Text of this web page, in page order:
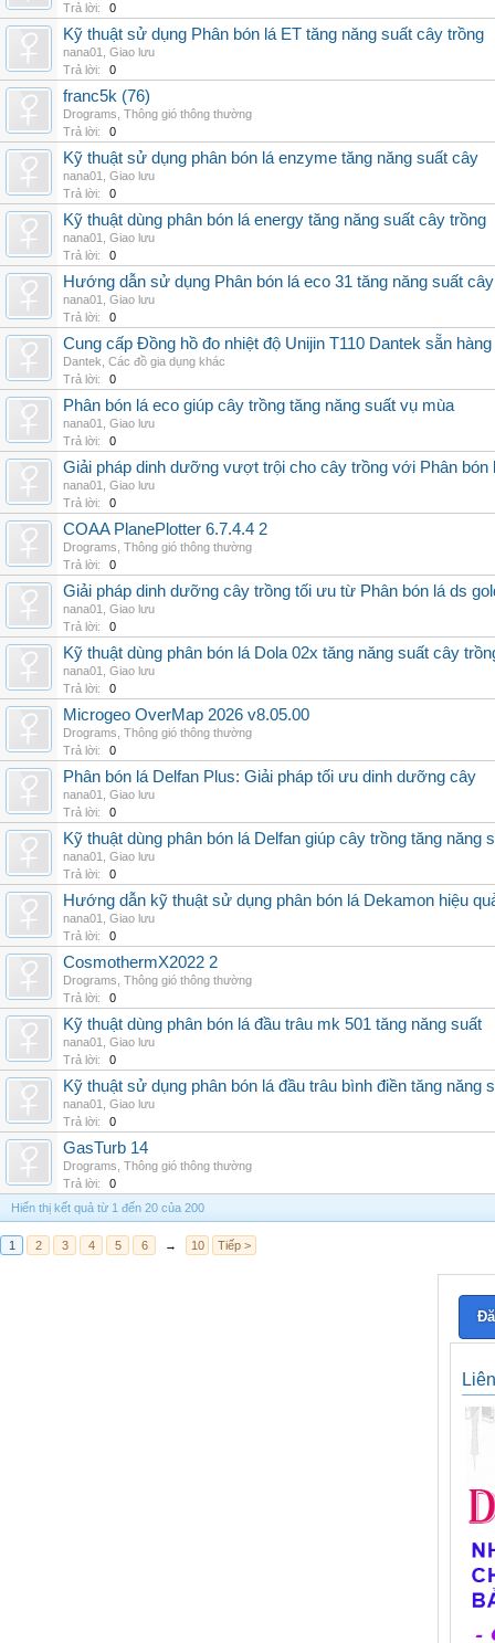
Trả lời:
0
Kỹ thuật sử dụng Phân bón lá ET tăng năng suất cây trồng
nana01
Giao lưu
Trả lời:
0
franc5k (76)
Drograms Thông gió thông thường
Trả lời:
0
Kỹ thuật sử dụng phân bón lá enzyme tăng năng suất cây
nana01
Giao lưu
Trả lời:
0
Kỹ thuật dùng phân bón lá energy tăng năng suất cây trồng
nana01
Giao lưu
Trả lời:
0
Hướng dẫn sử dụng Phân bón lá eco 31 tăng năng suất cây
nana01
Giao lưu
Trả lời:
0
Cung cấp Đồng hồ đo nhiệt độ Unijin T110 Dantek sẵn
Dantek Các đồ gia dụng khác
Trả lời:
0
Phân bón lá eco giúp cây trồng tăng năng suất vụ mùa
nana01
Giao lưu
Trả lời:
0
Giải pháp dinh dưỡng vượt trội cho cây trồng với Phân bón
nana01
Giao lưu
Trả lời:
0
COAA PlanePlotter 6.7.4.4 2
Drograms Thông gió thông thường
Trả lời:
0
Giải pháp dinh dưỡng cây trồng tối ưu từ Phân bón lá ds
nana01
Giao lưu
Trả lời:
0
Kỹ thuật dùng phân bón lá Dola 02x tăng năng suất cây
nana01
Giao lưu
Trả lời:
0
Microgeo OverMap 2026 v8.05.00
Drograms Thông gió thông thường
Trả lời:
0
Phân bón lá Delfan Plus: Giải pháp tối ưu dinh dưỡng cây
nana01
Giao lưu
Trả lời:
0
Kỹ thuật dùng phân bón lá Delfan giúp cây trồng tăng năng
nana01
Giao lưu
Trả lời:
0
Hướng dẫn kỹ thuật sử dụng phân bón lá Dekamon hiệu
nana01
Giao lưu
Trả lời:
0
CosmothermX2022 2
Drograms Thông gió thông thường
Trả lời:
0
Kỹ thuật dùng phân bón lá đầu trâu mk 501 tăng năng suất
nana01
Giao lưu
Trả lời:
0
Kỹ thuật sử dụng phân bón lá đầu trâu bình điền tăng năng
nana01
Giao lưu
Trả lời:
0
GasTurb 14
Drograms Thông gió thông thường
Trả lời:
0
Hiển thị kết quả từ 1 đến 20 của 200
1 2 3 4 5 6 → 10 Tiếp >